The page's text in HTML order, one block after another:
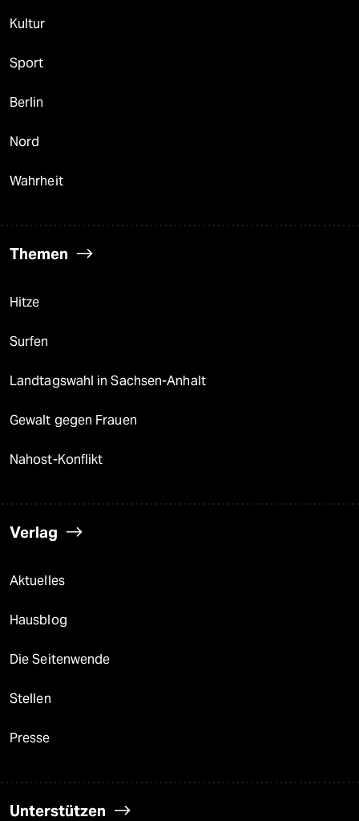
Kultur
Sport
Berlin
Nord
Wahrheit
Themen
Hitze
Surfen
Landtagswahl in Sachsen-Anhalt
Gewalt gegen Frauen
Nahost-Konflikt
Verlag
Aktuelles
Hausblog
Die Seitenwende
Stellen
Presse
Unterstützen